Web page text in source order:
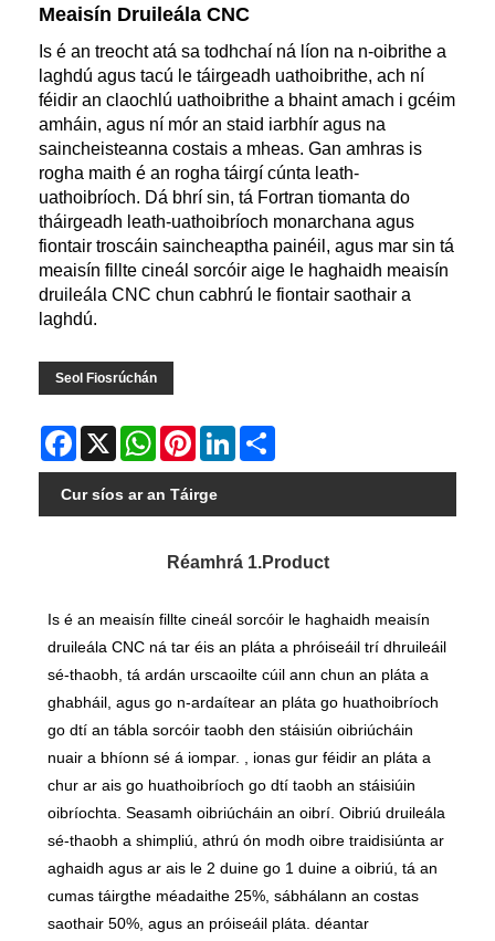
Meaisín Druileála CNC
Is é an treocht atá sa todhchaí ná líon na n-oibrithe a
laghdú agus tacú le táirgeadh uathoibrithe, ach ní
féidir an claochlú uathoibrithe a bhaint amach i gcéim
amháin, agus ní mór an staid iarbhír agus na
saincheisteanna costais a mheas. Gan amhras is
rogha maith é an rogha táirgí cúnta leath-
uathoibríoch. Dá bhrí sin, tá Fortran tiomanta do
tháirgeadh leath-uathoibríoch monarchana agus
fiontair troscáin saincheaptha painéil, agus mar sin tá
meaisín fillte cineál sorcóir aige le haghaidh meaisín
druileála CNC chun cabhrú le fiontair saothair a
laghdú.
Seol Fiosrúchán
Facebook
X WhatsAppPinterestLinkedIn
Cur síos ar an Táirge
Réamhrá 1.Product
Is é an meaisín fillte cineál sorcóir le haghaidh meaisín
druileála CNC ná tar éis an pláta a phróiseáil trí dhruileáil
sé-thaobh, tá ardán urscaoilte cúil ann chun an pláta a
ghabháil, agus go n-ardaítear an pláta go huathoibríoch
go dtí an tábla sorcóir taobh den stáisiún oibriúcháin
nuair a bhíonn sé á iompar. , ionas gur féidir an pláta a
chur ar ais go huathoibríoch go dtí taobh an stáisiúin
oibríochta. Seasamh oibriúcháin an oibrí. Oibriú druileála
sé-thaobh a shimpliú, athrú ón modh oibre traidisiúnta ar
aghaidh agus ar ais le 2 duine go 1 duine a oibriú, tá an
cumas táirgthe méadaithe 25%, sábhálann an costas
saothair 50%, agus an próiseáil pláta. déantar